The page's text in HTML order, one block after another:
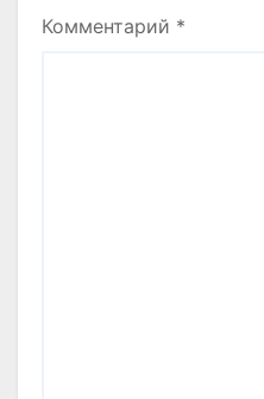
Комментарий *